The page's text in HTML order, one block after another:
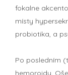
fokalne
místy
probiotika, a
Po posledním
hemoroidy.